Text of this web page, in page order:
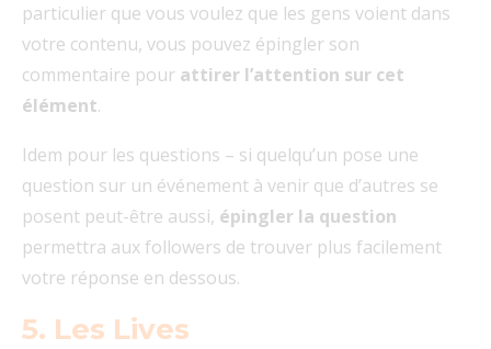
particulier que vous voulez que les gens voient dans
votre contenu, vous pouvez épingler son
commentaire pour attirer l’attention sur cet
élément.
Idem pour les questions – si quelqu’un pose une
question sur un événement à venir que d’autres se
posent peut-être aussi, épingler la question
permettra aux followers de trouver plus facilement
votre réponse en dessous.
5. Les Lives